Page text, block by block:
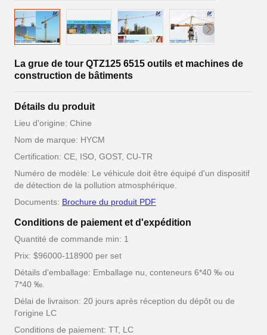
La grue de tour QTZ125 6515 outils et machines de
construction de bâtiments
Détails du produit
Lieu d'origine: Chine
Nom de marque: HYCM
Certification: CE, ISO, GOST, CU-TR
Numéro de modèle: Le véhicule doit être équipé d'un dispositif
de détection de la pollution atmosphérique.
Documents: Brochure du produit PDF
Conditions de paiement et d'expédition
Quantité de commande min: 1
Prix: $96000-118900 per set
Détails d'emballage: Emballage nu, conteneurs 6*40 ‰ ou
7*40 ‰.
Délai de livraison: 20 jours après réception du dépôt ou de
l'origine LC
Conditions de paiement: TT, LC